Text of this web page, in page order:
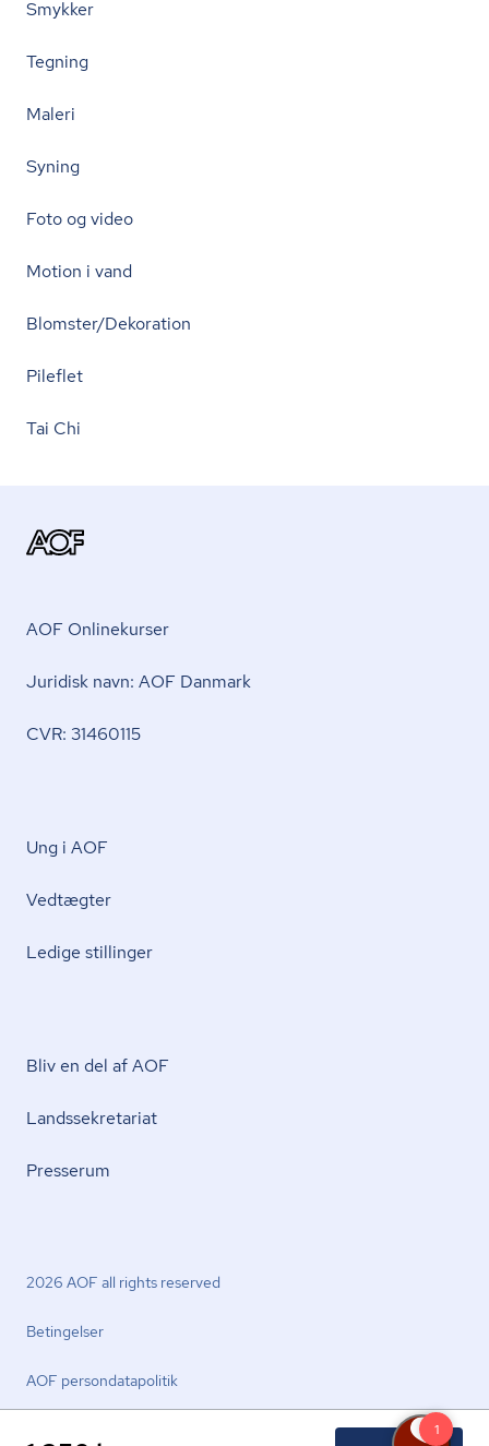
Smykker
Tegning
Maleri
Syning
Foto og video
Motion i vand
Blomster/Dekoration
Pileflet
Tai Chi
AOF Onlinekurser
Juridisk navn: AOF Danmark
CVR: 31460115
Ung i AOF
Vedtægter
Ledige stillinger
Bliv en del af AOF
Lands­se­kre­ta­ri­at
Presserum
2026 AOF all rights reserved
Betingelser
AOF per­son­da­ta­po­li­tik